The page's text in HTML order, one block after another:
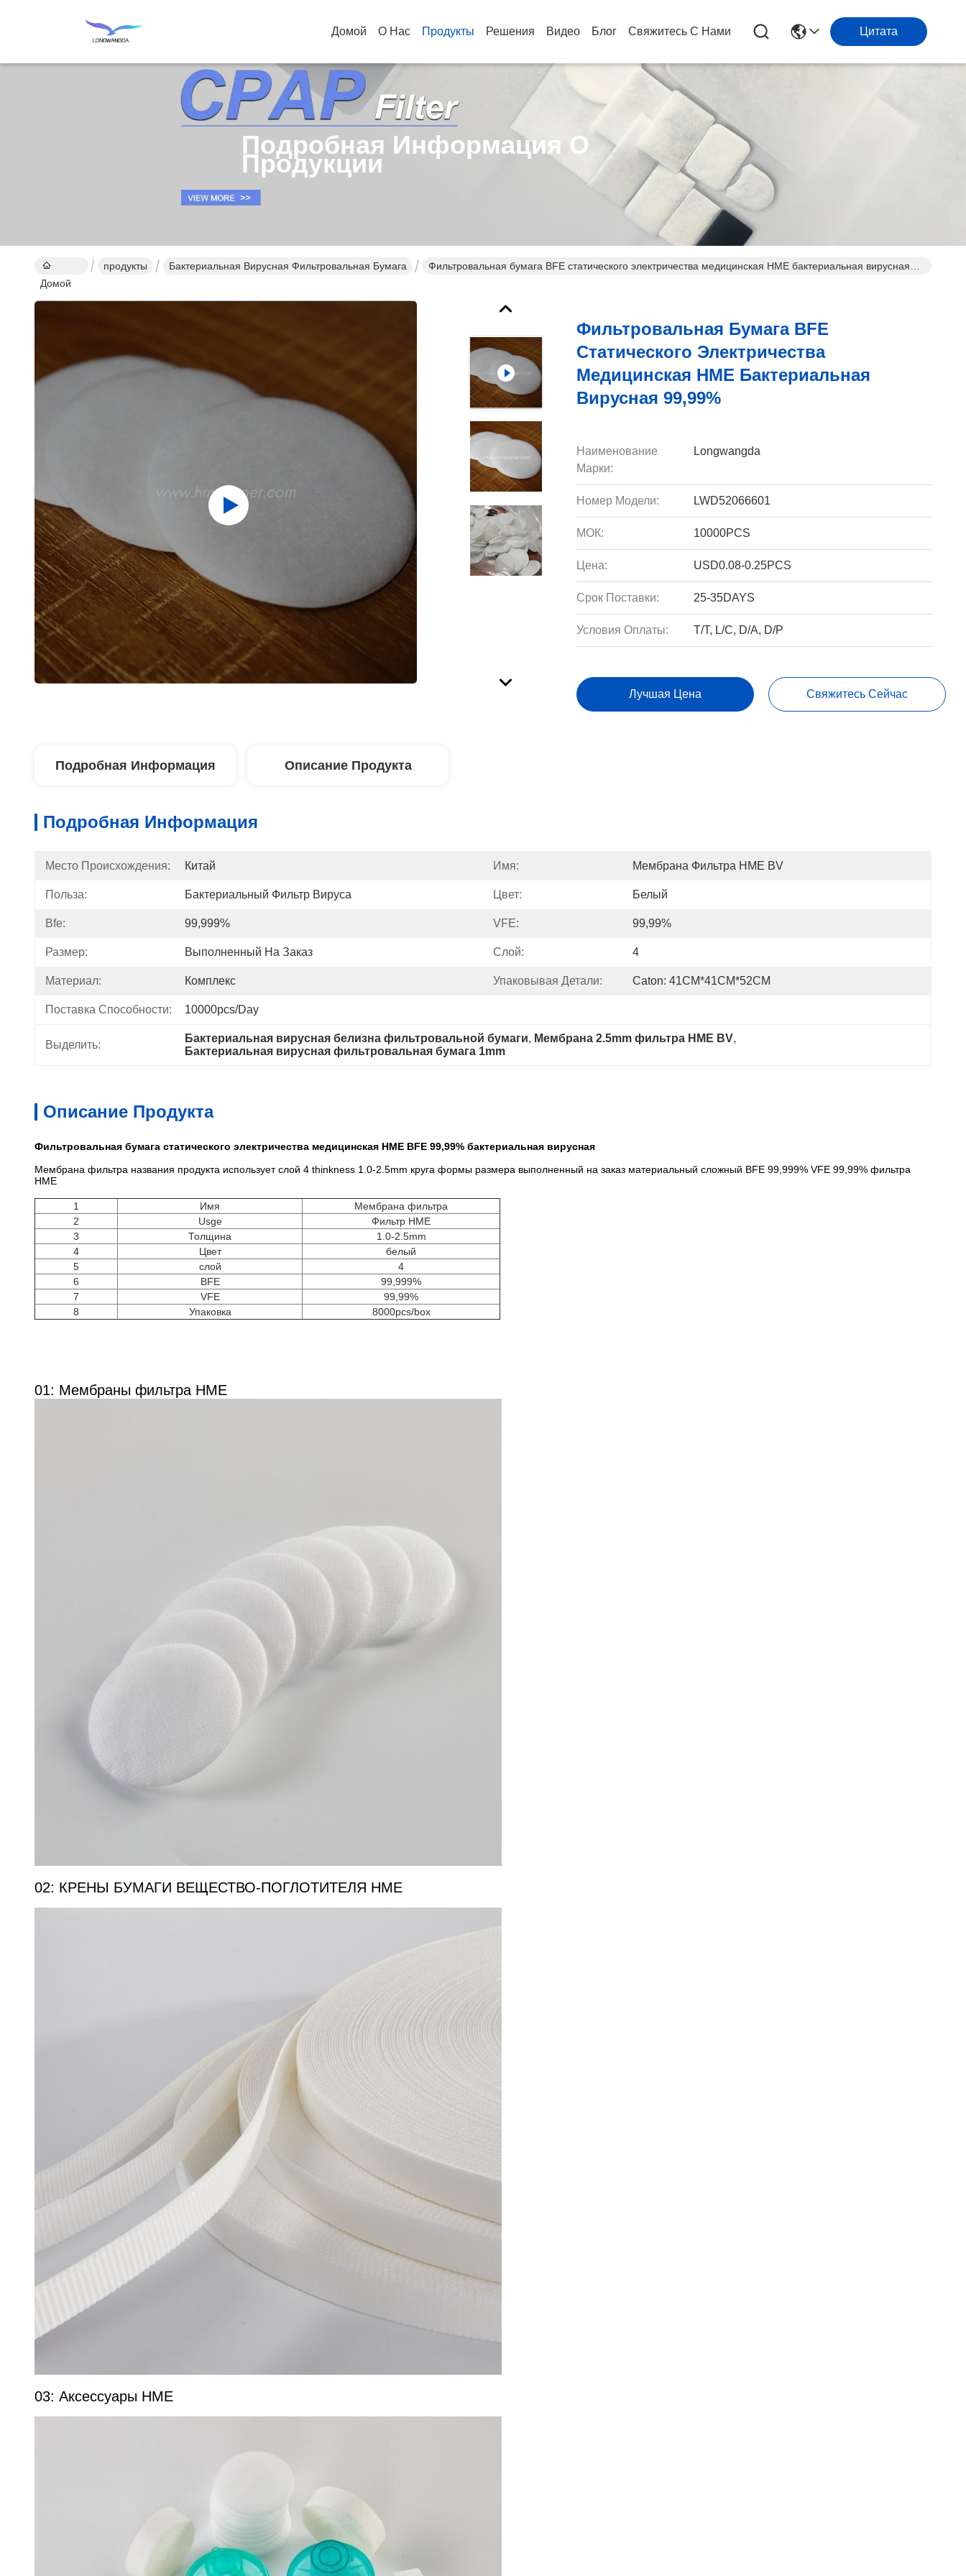
Домой О Нас Продукты Решения Видео Блог Свяжитесь С Нами Цитата
Подробная Информация О
Продукции
Домой
продукты Бактериальная Вирусная Фильтровальная Бумага
Фильтровальная бумага BFE статического электричества медицинская HME бактериальная вирусная
Фильтровальная Бумага BFE
Статического Электричества
Медицинская HME Бактериальная
Вирусная 99,99%
Наименование
Марки:
Longwangda
Номер Модели: LWD52066601
МОК: 10000PCS
Цена: USD0.08-0.25PCS
Срок Поставки: 25-35DAYS
Условия Оплаты: T/T, L/C, D/A, D/P
Лучшая Цена Свяжитесь Сейчас
Подробная Информация Описание Продукта
Подробная Информация
Место Происхождения: Китай Имя: Мембрана Фильтра HME BV
Польза: Бактериальный Фильтр Вируса Цвет: Белый
Bfe: 99,999% VFE: 99,99%
Размер: Выполненный На Заказ Слой: 4
Материал: Комплекс Упаковывая Детали: Caton: 41CM*41CM*52CM
Поставка Способности: 10000pcs/day
Выделить:
Бактериальная вирусная белизна фильтровальной бумаги, Мембрана 2.5mm фильтра HME BV,
Бактериальная вирусная фильтровальная бумага 1mm
Описание Продукта
Фильтровальная бумага статического электричества медицинская HME BFE 99,99% бактериальная вирусная
Мембрана фильтра названия продукта использует слой 4 thinkness 1.0-2.5mm круга формы размера выполненный на заказ материальный сложный BFE 99,999% VFE 99,99% фильтра
HME
1 Имя
Мембрана фильтра
2
Usge
Фильтр HME
3
Толщина
1.0-2.5mm
4
Цвет
белый
5
слой
4
6
BFE
99,999%
7
VFE
99,99%
8
Упаковка 8000pcs/box
01: Мембраны фильтра HME
02: КРЕНЫ БУМАГИ ВЕЩЕСТВО-ПОГЛОТИТЕЛЯ HME
03: Аксессуары HME